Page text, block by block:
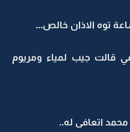
توه الاذان خالص...
قالت جيب لمياء ومريوم
محمد اتعافى له..